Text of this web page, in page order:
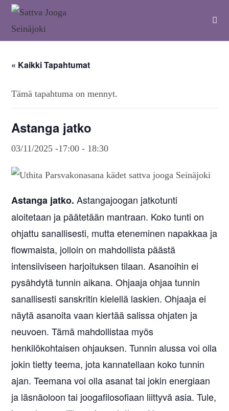
« Kaikki Tapahtumat
Tämä tapahtuma on mennyt.
Astanga jatko
03/11/2025 -17:00 - 18:30
Astanga jatko. Astangajoogan jatkotunti
aloitetaan ja päätetään mantraan. Koko tunti on
ohjattu sanallisesti, mutta eteneminen napakkaa ja
flowmaista, jolloin on mahdollista päästä
intensiiviseen harjoituksen tilaan. Asanoihin ei
pysähdytä tunnin aikana. Ohjaaja ohjaa tunnin
sanallisesti sanskritin kielellä laskien. Ohjaaja ei
näytä asanoita vaan kiertää salissa ohjaten ja
neuvoen. Tämä mahdollistaa myös
henkilökohtaisen ohjauksen. Tunnin alussa voi olla
jokin tietty teema, jota kannatellaan koko tunnin
ajan. Teemana voi olla asanat tai jokin energiaan
ja läsnäoloon tai joogafilosofiaan liittyvä asia. Tule,